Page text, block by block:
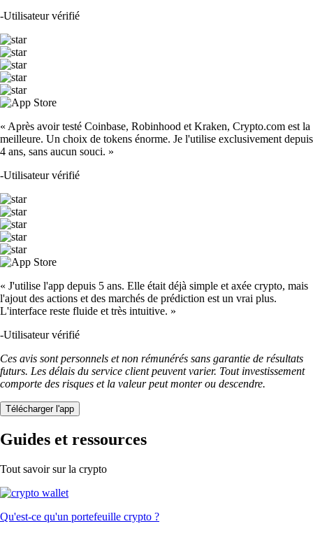
-Utilisateur vérifié
« Après avoir testé Coinbase, Robinhood et Kraken, Crypto.com est la
meilleure. Un choix de tokens énorme. Je l'utilise exclusivement depuis
4 ans, sans aucun souci. »
-Utilisateur vérifié
« J'utilise l'app depuis 5 ans. Elle était déjà simple et axée crypto, mais
l'ajout des actions et des marchés de prédiction est un vrai plus.
L'interface reste fluide et très intuitive. »
-Utilisateur vérifié
Ces avis sont personnels et non rémunérés sans garantie de résultats
futurs. Les délais du service client peuvent varier. Tout investissement
comporte des risques et la valeur peut monter ou descendre.
Télécharger l'app
Guides et ressources
Tout savoir sur la crypto
Qu'est-ce qu'un portefeuille crypto ?